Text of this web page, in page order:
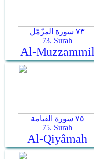
٧٣ سورة المزّمّل
73. Surah
Al-Muzzammil
٧٥ سورة القيامة
75. Surah
Al-Qiyâmah